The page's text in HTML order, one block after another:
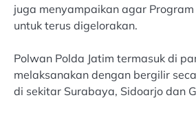
juga menyampaikan agar
untuk terus digelorakan.
Polwan Polda Jatim termasuk di
melaksanakan dengan bergilir
di sekitar Surabaya, Sidoarjo dan